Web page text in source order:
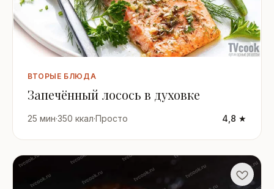
ВТОРЫЕ БЛЮДА
Запечённый лосось в духовке
25 мин·350 ккал·Просто 4,8 ★